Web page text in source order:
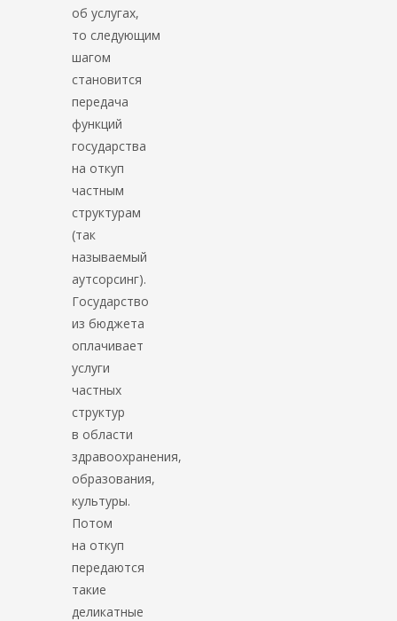
об услугах,
то следующим
шагом
становится
передача
функций
государства
на откуп
частным
структурам
(так
называемый
аутсорсинг).
Государство
из бюджета
оплачивает
услуги
частных
структур
в области
здравоохранения,
образования,
культуры.
Потом
на откуп
передаются
такие
деликатные